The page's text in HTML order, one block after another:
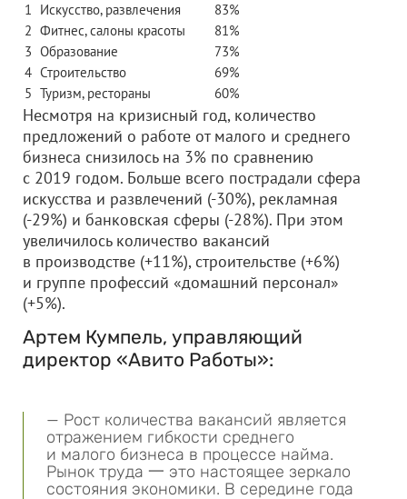
1 Искусство, развлечения
83%
2 Фитнес, салоны красоты
81%
3 Образование
73%
4 Строительство
69%
5 Туризм, рестораны 60%
Несмотря на кризисный год, количество
предложений о работе от малого и среднего
бизнеса снизилось на 3% по сравнению
с 2019 годом. Больше всего пострадали сфера
искусства и развлечений (-30%), рекламная
(-29%) и банковская сферы (-28%). При этом
увеличилось количество вакансий
в производстве (+11%), строительстве (+6%)
и группе профессий «домашний персонал»
(+5%).
Артем Кумпель, управляющий
директор «Авито Работы»:
— Рост количества вакансий является
отражением гибкости среднего
и малого бизнеса в процессе найма.
Рынок труда 一 это настоящее зеркало
состояния экономики. В середине года